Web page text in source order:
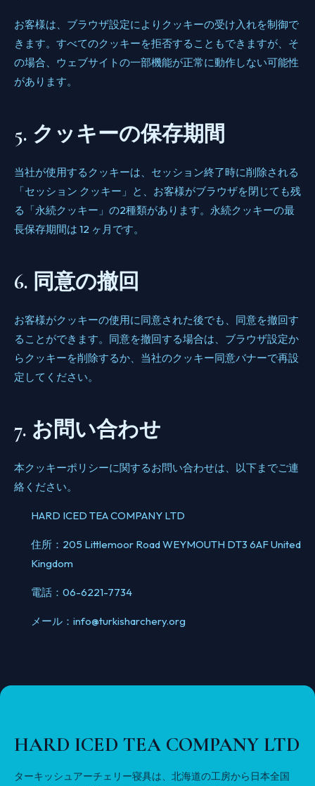
お客様は、ブラウザ設定によりクッキーの受け入れを制御で
きます。すべてのクッキーを拒否することもできますが、そ
の場合、ウェブサイトの一部機能が正常に動作しない可能性
があります。
5. クッキーの保存期間
当社が使用するクッキーは、セッション終了時に削除される
「セッション クッキー」と、お客様がブラウザを閉じても残
る「永続クッキー」の2種類があります。永続クッキーの最
長保存期間は 12 ヶ月です。
6. 同意の撤回
お客様がクッキーの使用に同意された後でも、同意を撤回す
ることができます。同意を撤回する場合は、ブラウザ設定か
らクッキーを削除するか、当社のクッキー同意バナーで再設
定してください。
7. お問い合わせ
本クッキーポリシーに関するお問い合わせは、以下までご連
絡ください。
HARD ICED TEA COMPANY LTD
住所：205 Littlemoor Road WEYMOUTH DT3 6AF United
Kingdom
電話：06-6221-7734
メール：info@turkisharchery.org
HARD ICED TEA COMPANY LTD
ターキッシュアーチェリー寝具は、北海道の工房から日本全国